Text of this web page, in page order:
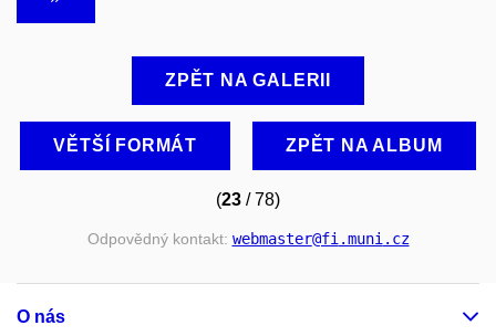
ZPĚT NA GALERII
VĚTŠÍ FORMÁT ZPĚT NA ALBUM
(23 / 78)
Odpovědný kontakt: webmaster@fi.muni.cz
O nás